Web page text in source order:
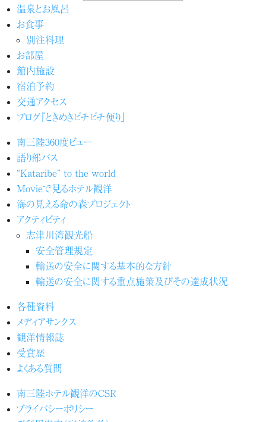
温泉とお風呂
お食事
別注料理
お部屋
館内施設
宿泊予約
交通アクセス
ブログ『ときめきピチピチ便り』
南三陸360度ビュー
語り部バス
“Kataribe” to the world
Movieで見るホテル観洋
海の見える命の森プロジェクト
アクティビティ
志津川湾観光船
安全管理規定
輸送の安全に関する基本的な方針
輸送の安全に関する重点施策及びその達成状況
各種資料
メディアサンクス
観洋情報誌
受賞歴
よくある質問
南三陸ホテル観洋のCSR
プライバシーポリシー